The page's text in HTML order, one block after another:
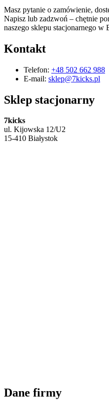
Masz pytanie o zamówienie,
Napisz lub zadzwoń – chętnie
naszego sklepu stacjonarnego w
Kontakt
Telefon: +48 502 662 988
E-mail: sklep@7kicks.pl
Sklep stacjonarny
7kicks
ul. Kijowska 12/U2
15-410 Białystok
Dane firmy